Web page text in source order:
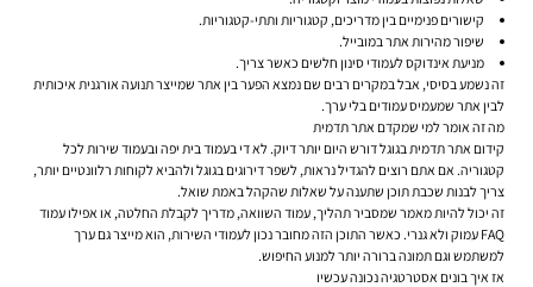
קישורים פנימיים בין מדריכים, קטגוריות ותתי-קטגוריות.
שיפור מהירות אתר במובייל.
מניעת אינדוקס לעמודי סינון חלשים כאשר צריך.
זה נשמע בסיסי, אבל במקרים רבים שם נמצא הפער בין אתר שמייצר תנועה אורגנית איכותית
לבין אתר שמעמיס עמודים בלי ערך.
מה זה אומר למי שמקדם אתר תדמית
קידום אתר תדמית בגוגל דורש היום יותר דיוק. לא די בעמוד בית יפה ובעמוד שירות לכל
קטגוריה. אם אתם רוצים להגדיל נראות, לשפר דירוגים בגוגל ולהביא לקוחות רלוונטיים יותר,
צריך לבנות שכבת תוכן שתענה על שאלות שהקהל באמת שואל.
זה יכול להיות מאמר שמסביר תהליך, עמוד השוואה, מדריך לקבלת החלטה, או אפילו עמוד
FAQ עמוק ולא גנרי. כאשר התוכן הזה מחובר נכון לעמודי השירות, הוא מייצר גם ערך
למשתמש וגם תמונה ברורה יותר למנוע החיפוש.
אז איך בונים אסטרטגיה נכונה עכשיו